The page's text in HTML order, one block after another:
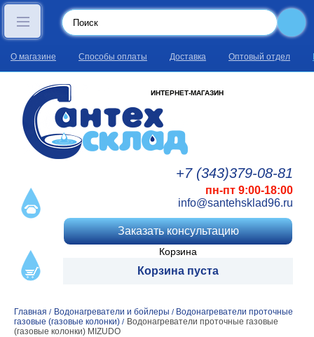
О магазине Способы оплаты Доставка Оптовый отдел
ИНТЕРНЕТ-МАГАЗИН
+7 (343)379-08-81
пн-пт 9:00-18:00
info@santehsklad96.ru
Заказать консультацию
Корзина
Корзина пуста
Главная / Водонагреватели и бойлеры / Водонагреватели проточные
газовые (газовые колонки) / Водонагреватели проточные газовые
(газовые колонки) MIZUDO